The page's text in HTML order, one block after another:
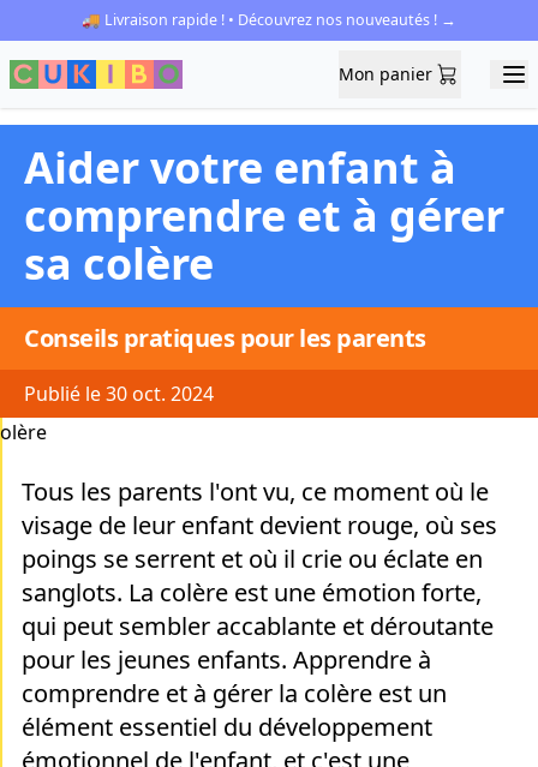
🚚 Livraison rapide ! • Découvrez nos nouveautés ! →
Mon panier
Mon panier
Aider votre enfant à
comprendre et à gérer
sa colère
Conseils pratiques pour les parents
Publié le 30 oct. 2024
Tous les parents l'ont vu, ce moment où le
visage de leur enfant devient rouge, où ses
poings se serrent et où il crie ou éclate en
sanglots. La colère est une émotion forte,
qui peut sembler accablante et déroutante
pour les jeunes enfants. Apprendre à
comprendre et à gérer la colère est un
élément essentiel du développement
émotionnel de l'enfant, et c'est une